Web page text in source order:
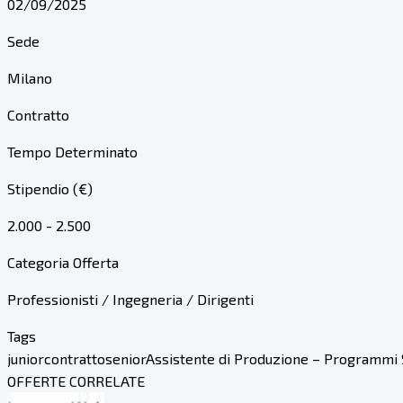
02/09/2025
Sede
Milano
Contratto
Tempo Determinato
Stipendio (€)
2.000 - 2.500
Categoria Offerta
Professionisti / Ingegneria / Dirigenti
Tags
juniorcontrattoseniorAssistente di Produzione – Programmi
OFFERTE CORRELATE